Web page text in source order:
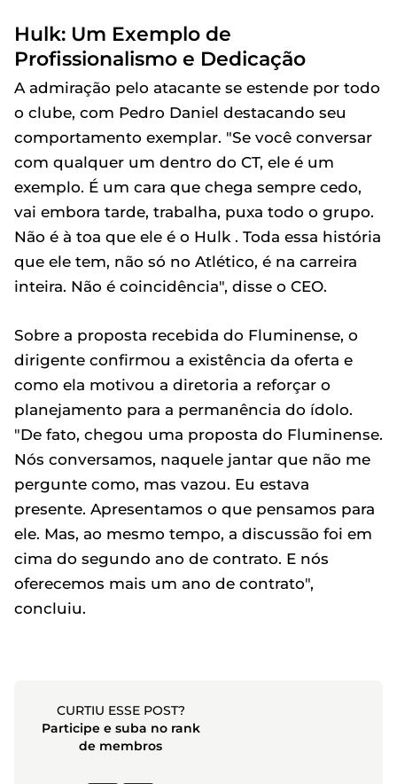
Hulk: Um Exemplo de
Profissionalismo e Dedicação
A admiração pelo atacante se estende por todo
o clube, com Pedro Daniel destacando seu
comportamento exemplar. "Se você conversar
com qualquer um dentro do CT, ele é um
exemplo. É um cara que chega sempre cedo,
vai embora tarde, trabalha, puxa todo o grupo.
Não é à toa que ele é o Hulk . Toda essa história
que ele tem, não só no Atlético, é na carreira
inteira. Não é coincidência", disse o CEO.
Sobre a proposta recebida do Fluminense, o
dirigente confirmou a existência da oferta e
como ela motivou a diretoria a reforçar o
planejamento para a permanência do ídolo.
"De fato, chegou uma proposta do Fluminense.
Nós conversamos, naquele jantar que não me
pergunte como, mas vazou. Eu estava
presente. Apresentamos o que pensamos para
ele. Mas, ao mesmo tempo, a discussão foi em
cima do segundo ano de contrato. E nós
oferecemos mais um ano de contrato",
concluiu.
CURTIU ESSE POST?
Participe e suba no rank
de membros